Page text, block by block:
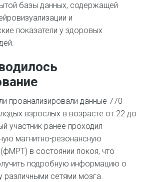
базы данных, содержащей
и
показатели у здоровых
проанализировали данные 770
взрослых в возрасте от 22 до
участник ранее проходил
магнитно-резонансную
в состоянии покоя, что
подробную информацию о
различными сетями мозга.